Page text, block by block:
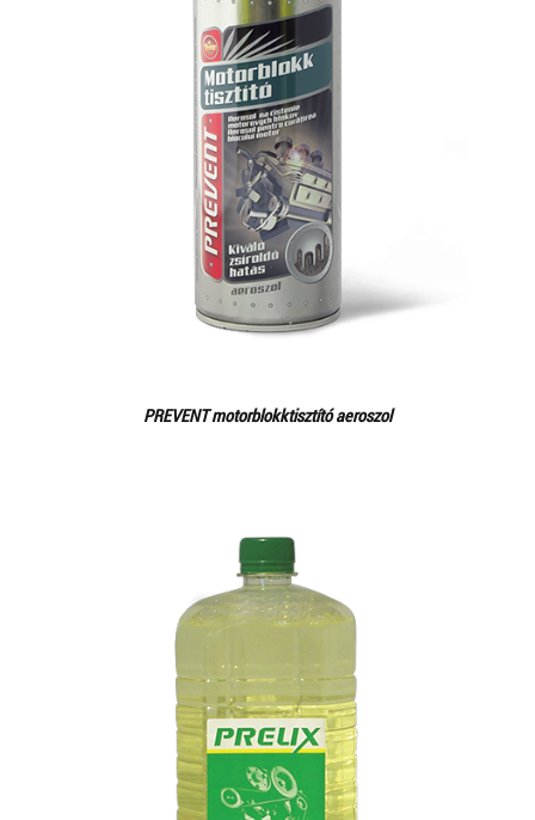
PREVENT motorblokktisztító aeroszol